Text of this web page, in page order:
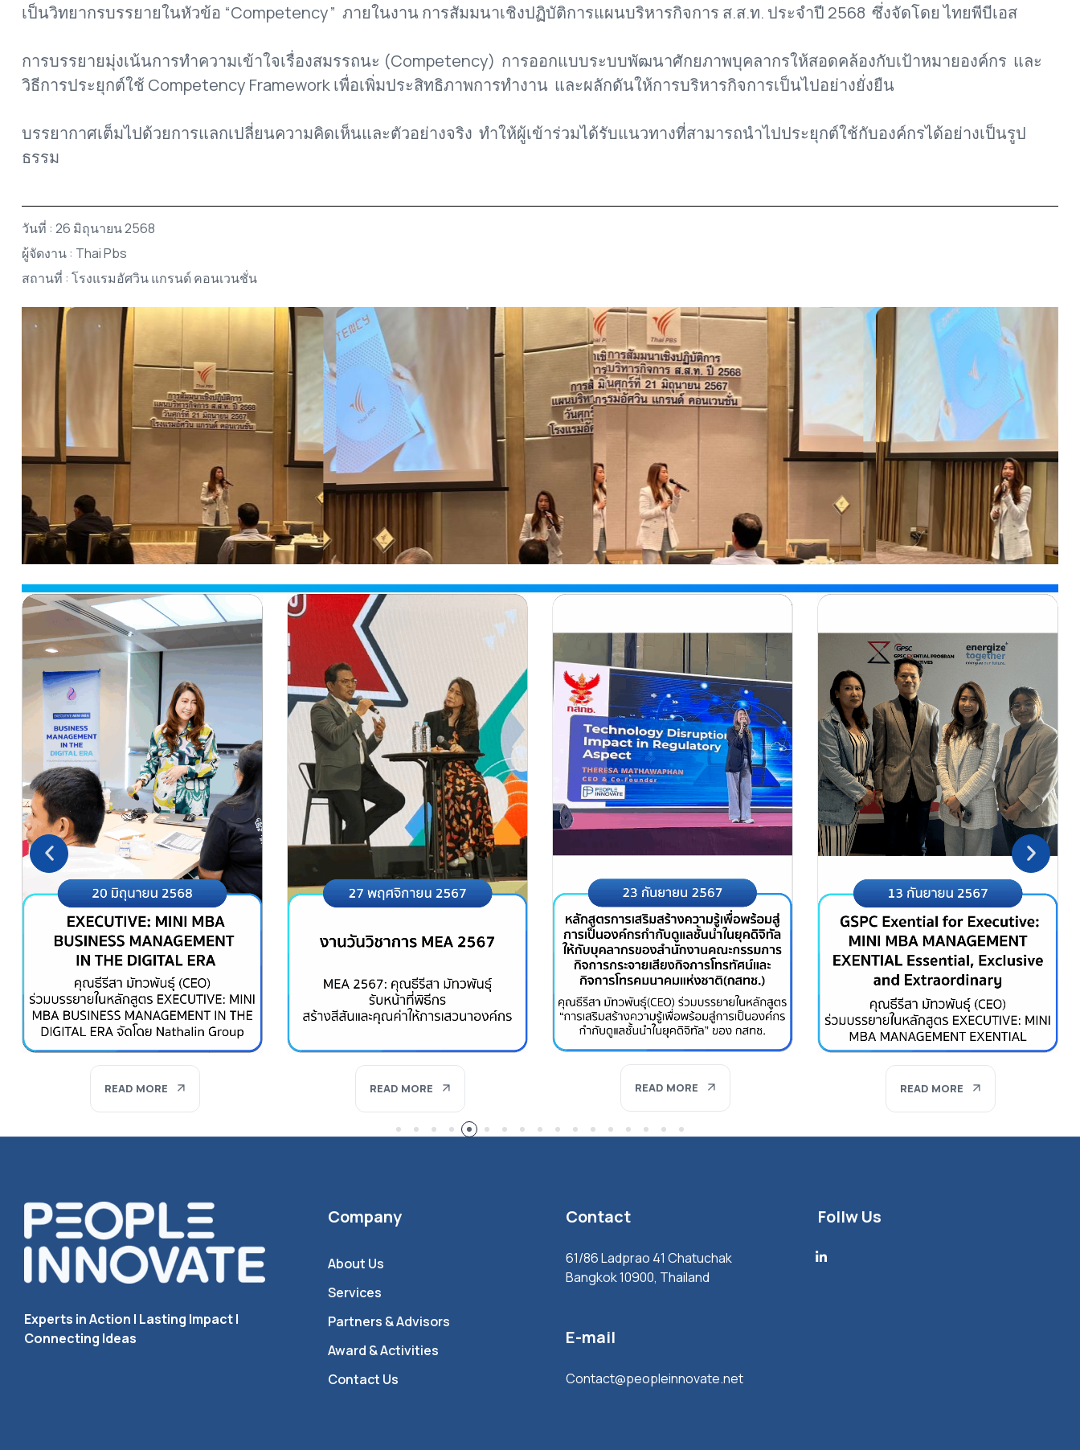
เป็นวิทยากรบรรยายในหัวข้อ “Competency” ภายในงาน การสัมมนาเชิงปฏิบัติการแผนบริหารกิจการ ส.ส.ท. ประจำปี 2568 ซึ่งจัดโดย ไทยพีบีเอส
การบรรยายมุ่งเน้นการทำความเข้าใจเรื่องสมรรถนะ (Competency) การออกแบบระบบพัฒนาศักยภาพบุคลากรให้สอดคล้องกับเป้าหมายองค์กร และ
วิธีการประยุกต์ใช้ Competency Framework เพื่อเพิ่มประสิทธิภาพการทำงาน และผลักดันให้การบริหารกิจการเป็นไปอย่างยั่งยืน
บรรยากาศเต็มไปด้วยการแลกเปลี่ยนความคิดเห็นและตัวอย่างจริง ทำให้ผู้เข้าร่วมได้รับแนวทางที่สามารถนำไปประยุกต์ใช้กับองค์กรได้อย่างเป็นรูป
ธรรม
วันที่ : 26 มิถุนายน 2568
ผู้จัดงาน : Thai Pbs
สถานที่ : โรงแรมอัศวิน แกรนด์ คอนเวนชั่น
READ MORE READ MORE READ MORE READ MORE
Experts in Action I Lasting Impact I
Connecting Ideas
Company
About Us
Services
Partners & Advisors
Award & Activities
Contact Us
Contact
61/86 Ladprao 41 Chatuchak
Bangkok 10900, Thailand
E-mail
Contact@peopleinnovate.net
Follw Us